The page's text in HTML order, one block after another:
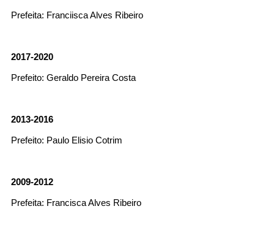
Notícias
Transparência
Videos
Nome*
Telefone 2
Prefeita: Franciisca Alves Ribeiro
2017-2020
Prefeito: Geraldo Pereira Costa
2013-2016
Prefeito: Paulo Elisio Cotrim
2009-2012
Prefeita: Francisca Alves Ribeiro